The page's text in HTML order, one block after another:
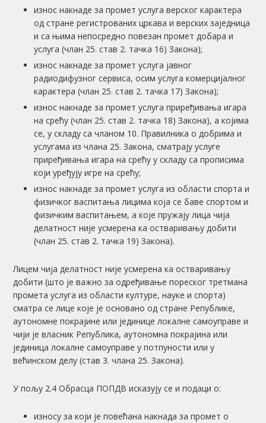
износ накнаде за промет услуга верског карактера
од стране регистрованих цркава и верских заједница
и са њима непосредно повезан промет добара и
услуга (члан 25. став 2. тачка 16) Закона);
износ накнаде за промет услуга јавног
радиодифузног сервиса, осим услуга комерцијалног
карактера (члан 25. став 2. тачка 17) Закона);
износ накнаде за промет услуга приређивања игара
на срећу (члан 25. став 2. тачка 18) Закона), а којима
се, у складу са чланом 10. Правилника о добрима и
услугама из члана 25. Закона, сматрају услуге
приређивања игара на срећу у складу са прописима
који уређују игре на срећу;
износ накнаде за промет услуга из области спорта и
физичког васпитања лицима која се баве спортом и
физичким васпитањем, а које пружају лица чија
делатност није усмерена ка остваривању добити
(члан 25. став 2. тачка 19) Закона).
Лицем чија делатност није усмерена ка остваривању
добити (што је важно за одређивање пореског третмана
промета услуга из области културе, науке и спорта)
сматра се лице које је основано од стране Републике,
аутономне покрајине или јединице локалне самоуправе и
чији је власник Република, аутономна покрајина или
јединица локалне самоуправе у потпуности или у
већинском делу (став 3. члана 25. Закона).
У пољу 2.4 Обрасца ПОПДВ исказују се и подаци о:
износу за који је повећана накнада за промет о